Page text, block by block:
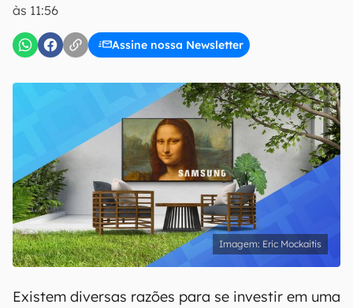
às 11:56
Assine nossa Newsletter
Confirmo que li, aceito e concordo com os
Eric Mockaitis
Existem diversas razões para se investir em uma